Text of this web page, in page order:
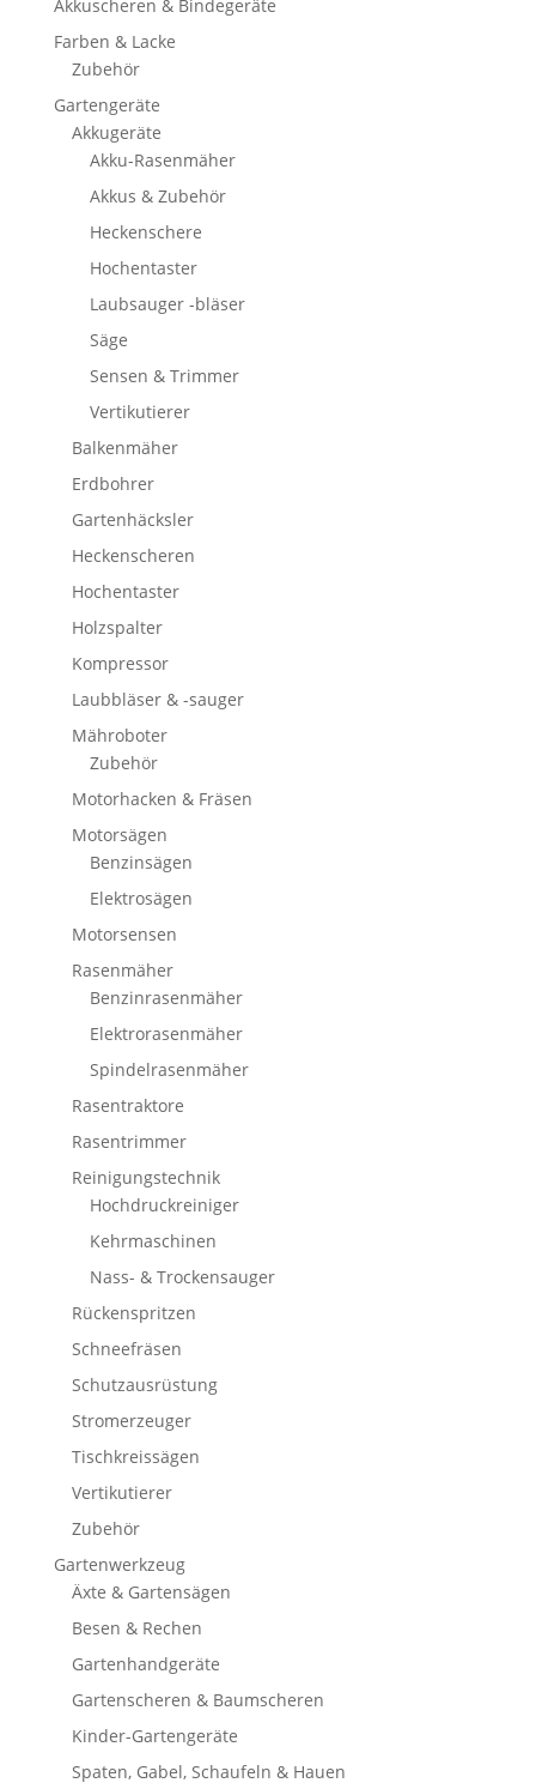
Akkuscheren & Bindegeräte
Farben & Lacke
Zubehör
Gartengeräte
Akkugeräte
Akku-Rasenmäher
Akkus & Zubehör
Heckenschere
Hochentaster
Laubsauger -bläser
Säge
Sensen & Trimmer
Vertikutierer
Balkenmäher
Erdbohrer
Gartenhäcksler
Heckenscheren
Hochentaster
Holzspalter
Kompressor
Laubbläser & -sauger
Mähroboter
Zubehör
Motorhacken & Fräsen
Motorsägen
Benzinsägen
Elektrosägen
Motorsensen
Rasenmäher
Benzinrasenmäher
Elektrorasenmäher
Spindelrasenmäher
Rasentraktore
Rasentrimmer
Reinigungstechnik
Hochdruckreiniger
Kehrmaschinen
Nass- & Trockensauger
Rückenspritzen
Schneefräsen
Schutzausrüstung
Stromerzeuger
Tischkreissägen
Vertikutierer
Zubehör
Gartenwerkzeug
Äxte & Gartensägen
Besen & Rechen
Gartenhandgeräte
Gartenscheren & Baumscheren
Kinder-Gartengeräte
Spaten, Gabel, Schaufeln & Hauen